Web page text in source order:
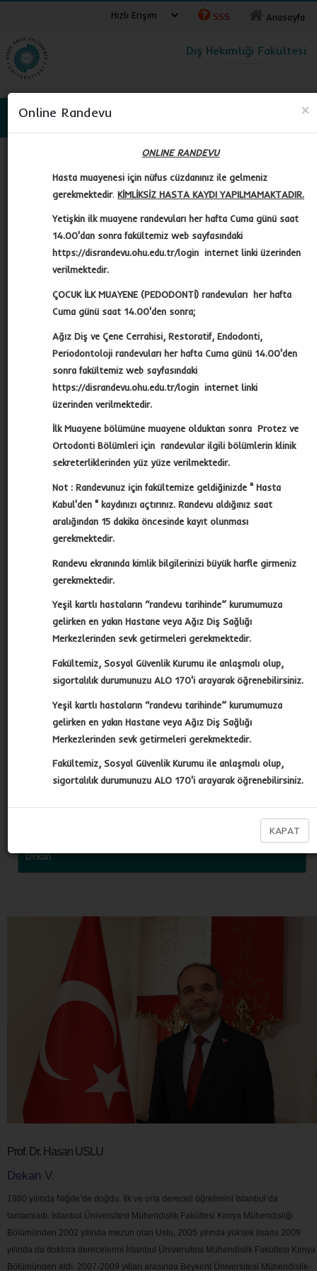
Anasayfa
SSS
Hızlı Erişim
NİĞDE ÖMER HALİSDEMİR ÜNİVERSİTESİ
Diş Hekimliği Fakültesi
Fakültemiz
Dekan Yardımcıları
Yönetim Kurulu
Organizasyon Şeması
Kurullar ve Komisyonlar
Öğrenci
Uzmanlık
Araştırma
ADSM
Dekan
Prof. Dr. Hasan USLU
Dekan V.
1980 yılında Niğde’de doğdu. İlk ve orta dereceli öğretimini İstanbul’da
tamamladı. İstanbul Üniversitesi Mühendislik Fakültesi Kimya Mühendisliği
Bölümünden 2002 yılında mezun olan Uslu, 2005 yılında yüksek lisans 2009
yılında da doktora derecelerini İstanbul Üniversitesi Mühendislik Fakültesi Kimya
Bölümünden aldı. 2007-2009 yılları arasında Beykent Üniversitesi Mühendislik-
×
Online Randevu
ONLINE RANDEVU
Hasta muayenesi için nüfus cüzdanınız ile gelmeniz
gerekmektedir. KİMLİKSİZ HASTA KAYDI YAPILMAMAKTADIR.
Yetişkin ilk muayene randevuları her hafta Cuma günü saat
14.00'dan sonra fakültemiz web sayfasındaki
https://disrandevu.ohu.edu.tr/login internet linki üzerinden
verilmektedir.
ÇOCUK İLK MUAYENE (PEDODONTİ) randevuları her hafta
Cuma günü saat 14.00'den sonra;
Ağız Diş ve Çene Cerrahisi, Restoratif, Endodonti,
Periodontoloji randevuları her hafta Cuma günü 14.00'den
sonra fakültemiz web sayfasındaki
https://disrandevu.ohu.edu.tr/login internet linki
üzerinden verilmektedir.
İlk Muayene bölümüne muayene olduktan sonra Protez ve
Ortodonti Bölümleri için randevular ilgili bölümlerin klinik
sekreterliklerinden yüz yüze verilmektedir.
Not : Randevunuz için fakültemize geldiğinizde " Hasta
Kabul'den " kaydınızı açtırınız. Randevu aldığınız saat
aralığından 15 dakika öncesinde kayıt olunması
gerekmektedir.
Randevu ekranında kimlik bilgilerinizi büyük harfle girmeniz
gerekmektedir.
Yeşil kartlı hastaların “randevu tarihinde” kurumumuza
gelirken en yakın Hastane veya Ağız Diş Sağlığı
Merkezlerinden sevk getirmeleri gerekmektedir.
Fakültemiz, Sosyal Güvenlik Kurumu ile anlaşmalı olup,
sigortalılık durumunuzu ALO 170'i arayarak öğrenebilirsiniz.
Yeşil kartlı hastaların “randevu tarihinde” kurumumuza
gelirken en yakın Hastane veya Ağız Diş Sağlığı
Merkezlerinden sevk getirmeleri gerekmektedir.
Fakültemiz, Sosyal Güvenlik Kurumu ile anlaşmalı olup,
sigortalılık durumunuzu ALO 170'i arayarak öğrenebilirsiniz.
KAPAT